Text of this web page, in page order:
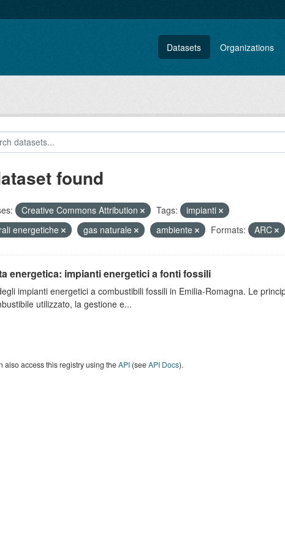
Datasets Organizations
found
Creative Commons Attribution Tags:
impianti
energetiche
gas naturale ambiente Formats: ARC
energetica: impianti energetici a fonti fossili
impianti energetici a combustibili fossili in Emilia-Romagna. Le
utilizzato, la gestione e...
also access this registry using theAPI(seeAPI Docs).